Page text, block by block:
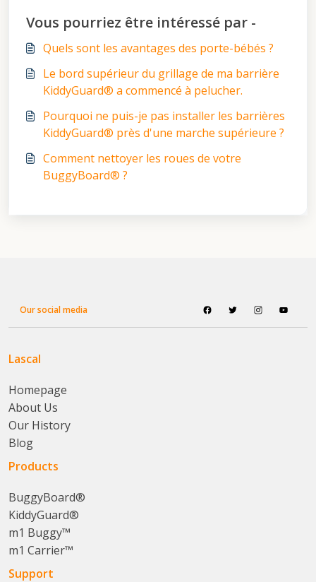
Vous pourriez être intéressé par -
Quels sont les avantages des porte-bébés ?
Le bord supérieur du grillage de ma barrière
KiddyGuard® a commencé à pelucher.
Pourquoi ne puis-je pas installer les barrières
KiddyGuard® près d'une marche supérieure ?
Comment nettoyer les roues de votre
BuggyBoard® ?
Our social media
Lascal
Homepage
About Us
Our History
Blog
Products
BuggyBoard®
KiddyGuard®
m1 Buggy™
m1 Carrier™
Support